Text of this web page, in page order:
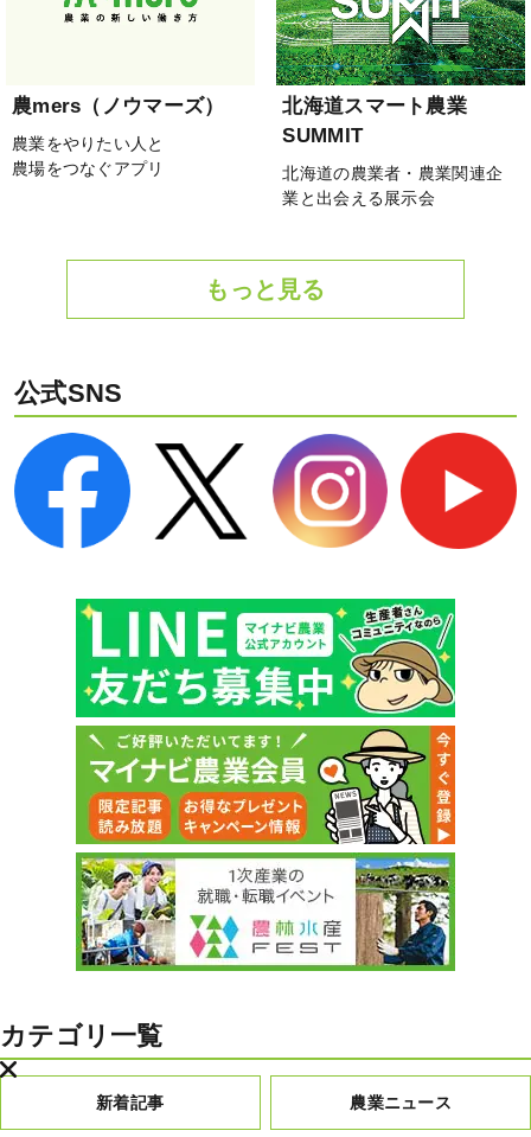
農mers（ノウマーズ）
農業をやりたい人と
農場をつなぐアプリ
北海道スマート農業
SUMMIT
北海道の農業者・農業関連企
業と出会える展示会
もっと見る
公式SNS
カテゴリ一覧
新着記事 農業ニュース